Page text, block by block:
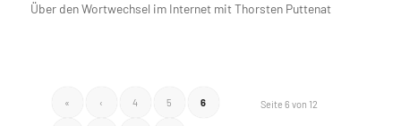
Über den Wortwechsel im Internet mit Thorsten Puttenat
Seite 6 von 12
« ‹ 4 5 6